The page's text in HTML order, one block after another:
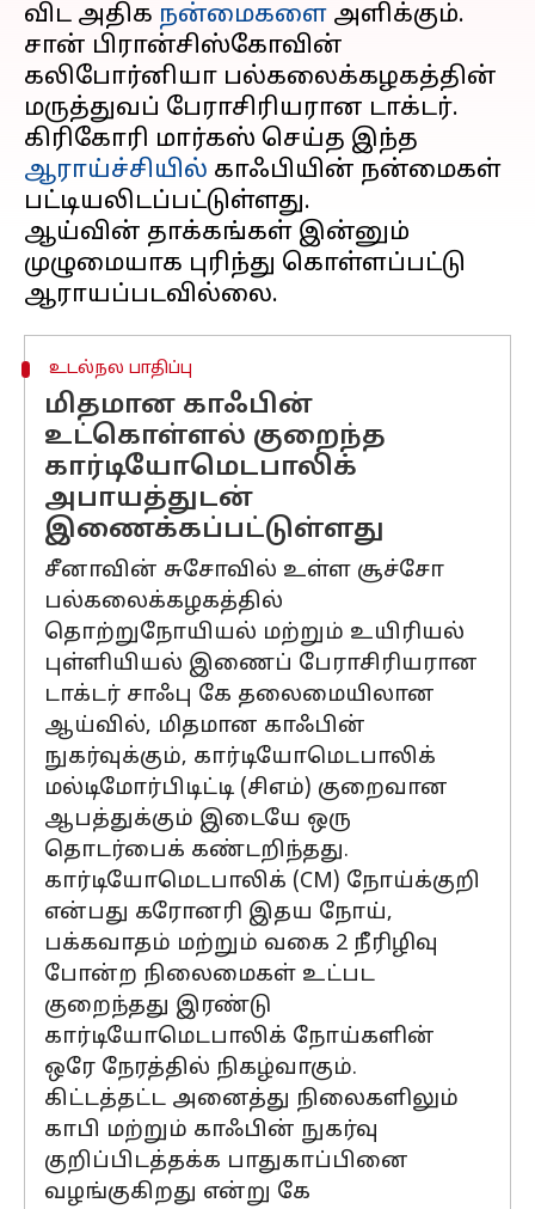
விட அதிக நன்மைகளை அளிக்கும்.
சான் பிரான்சிஸ்கோவின்
கலிபோர்னியா பல்கலைக்கழகத்தின்
மருத்துவப் பேராசிரியரான டாக்டர்.
கிரிகோரி மார்கஸ் செய்த இந்த
ஆராய்ச்சியில் காஃபியின் நன்மைகள்
பட்டியலிடப்பட்டுள்ளது.
ஆய்வின் தாக்கங்கள் இன்னும்
முழுமையாக புரிந்து கொள்ளப்பட்டு
உடல்நல பாதிப்பு
மிதமான காஃபின்
உட்கொள்ளல் குறைந்த
கார்டியோமெடபாலிக்
அபாயத்துடன்
இணைக்கப்பட்டுள்ளது
சீனாவின் சுசோவில் உள்ள சூச்சோ
பல்கலைக்கழகத்தில்
தொற்றுநோயியல் மற்றும் உயிரியல்
புள்ளியியல் இணைப் பேராசிரியரான
டாக்டர் சாஃபு கே தலைமையிலான
ஆய்வில், மிதமான காஃபின்
நுகர்வுக்கும், கார்டியோமெடபாலிக்
மல்டிமோர்பிடிட்டி (சிஎம்) குறைவான
ஆபத்துக்கும் இடையே ஒரு
தொடர்பைக் கண்டறிந்தது.
கார்டியோமெடபாலிக் (CM) நோய்க்குறி
என்பது கரோனரி இதய நோய்,
பக்கவாதம் மற்றும் வகை 2 நீரிழிவு
போன்ற நிலைமைகள் உட்பட
குறைந்தது இரண்டு
கார்டியோமெடபாலிக் நோய்களின்
ஒரே நேரத்தில் நிகழ்வாகும்.
கிட்டத்தட்ட அனைத்து நிலைகளிலும்
காபி மற்றும் காஃபின் நுகர்வு
குறிப்பிடத்தக்க பாதுகாப்பினை
வழங்குகிறது என்று கே